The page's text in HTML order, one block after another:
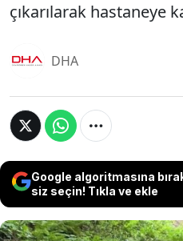
çıkarılarak hastaneye
DHA
Google algoritmasına
siz seçin! Tıkla ve ekle